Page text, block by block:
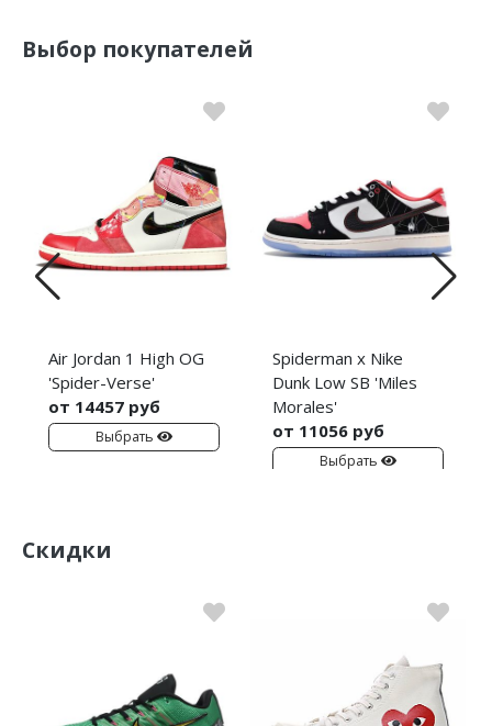
Выбор покупателей
Air Jordan 1 High OG
'Spider-Verse'
от 14457 руб
Выбрать
Spiderman x Nike
Dunk Low SB 'Miles
Morales'
от 11056 руб
Выбрать
Скидки